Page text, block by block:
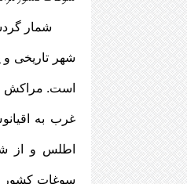
شمار
شهر تاریخی و
است. مراکش
غرب به
اطلس و از
سوغات کشور